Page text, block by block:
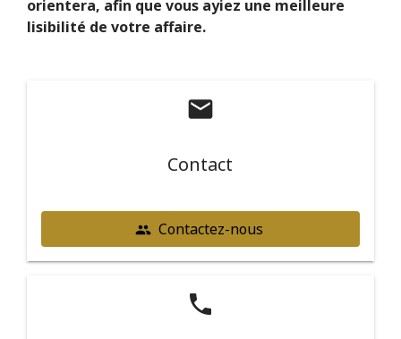
orientera, afin que vous ayiez une meilleure
lisibilité de votre affaire.
mail
Contact
people Contactez-nous
phone